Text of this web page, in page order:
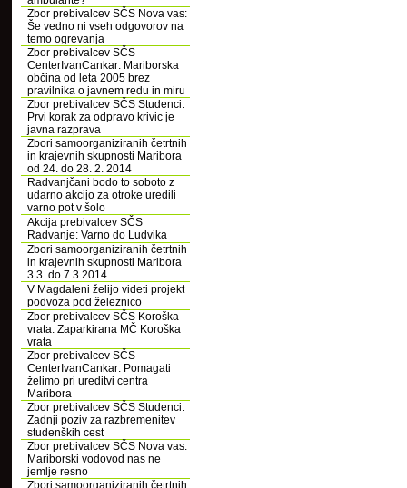
Zbor prebivalcev SČS Nova vas:
Še vedno ni vseh odgovorov na
temo ogrevanja
Zbor prebivalcev SČS
CenterIvanCankar: Mariborska
občina od leta 2005 brez
pravilnika o javnem redu in miru
Zbor prebivalcev SČS Studenci:
Prvi korak za odpravo krivic je
javna razprava
Zbori samoorganiziranih četrtnih
in krajevnih skupnosti Maribora
od 24. do 28. 2. 2014
Radvanjčani bodo to soboto z
udarno akcijo za otroke uredili
varno pot v šolo
Akcija prebivalcev SČS
Radvanje: Varno do Ludvika
Zbori samoorganiziranih četrtnih
in krajevnih skupnosti Maribora
3.3. do 7.3.2014
V Magdaleni želijo videti projekt
podvoza pod železnico
Zbor prebivalcev SČS Koroška
vrata: Zaparkirana MČ Koroška
vrata
Zbor prebivalcev SČS
CenterIvanCankar: Pomagati
želimo pri ureditvi centra
Maribora
Zbor prebivalcev SČS Studenci:
Zadnji poziv za razbremenitev
studenških cest
Zbor prebivalcev SČS Nova vas:
Mariborski vodovod nas ne
jemlje resno
Zbori samoorganiziranih četrtnih